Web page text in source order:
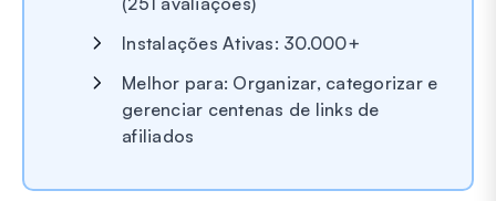
Instalações Ativas: 30.000+
Melhor para: Organizar, categorizar e
gerenciar centenas de links de
afiliados